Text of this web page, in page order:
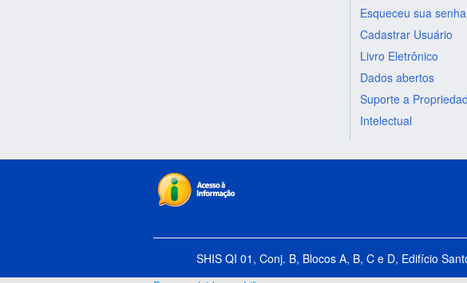
Esqueceu sua
Cadastrar Usuário
Livro Eletrônico
Dados abertos
Suporte a
Intelectual
SHIS QI 01, Conj. B, Blocos A, B, C e D, Edifício